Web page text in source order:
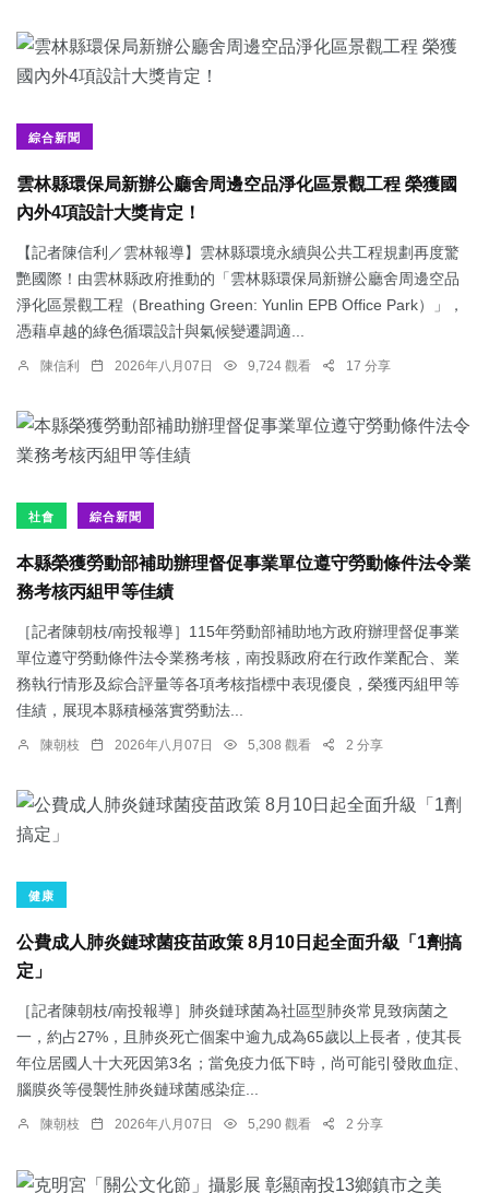
綜合新聞
雲林縣環保局新辦公廳舍周邊空品淨化區景觀工程 榮獲國
內外4項設計大獎肯定！
【記者陳信利／雲林報導】雲林縣環境永續與公共工程規劃再度驚
艷國際！由雲林縣政府推動的「雲林縣環保局新辦公廳舍周邊空品
淨化區景觀工程（Breathing Green: Yunlin EPB Office Park）」，
憑藉卓越的綠色循環設計與氣候變遷調適...
陳信利 2026年八月07日 9,724 觀看 17 分享
社會 綜合新聞
本縣榮獲勞動部補助辦理督促事業單位遵守勞動條件法令業
務考核丙組甲等佳績
［記者陳朝枝/南投報導］115年勞動部補助地方政府辦理督促事業
單位遵守勞動條件法令業務考核，南投縣政府在行政作業配合、業
務執行情形及綜合評量等各項考核指標中表現優良，榮獲丙組甲等
佳績，展現本縣積極落實勞動法...
陳朝枝 2026年八月07日 5,308 觀看 2 分享
健康
公費成人肺炎鏈球菌疫苗政策 8月10日起全面升級「1劑搞
定」
［記者陳朝枝/南投報導］肺炎鏈球菌為社區型肺炎常見致病菌之
一，約占27%，且肺炎死亡個案中逾九成為65歲以上長者，使其長
年位居國人十大死因第3名；當免疫力低下時，尚可能引發敗血症、
腦膜炎等侵襲性肺炎鏈球菌感染症...
陳朝枝 2026年八月07日 5,290 觀看 2 分享